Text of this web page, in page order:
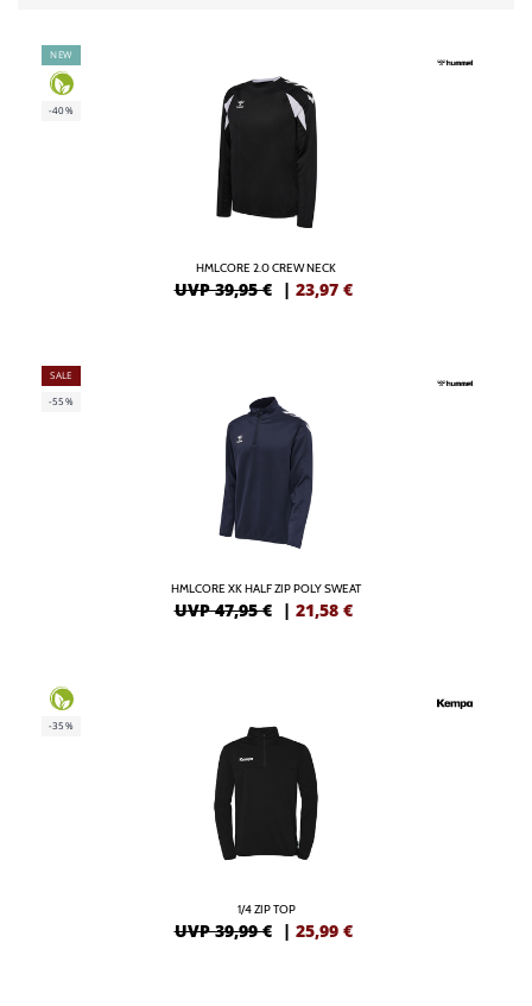
NEW
-40%
HMLCORE 2.0 CREW NECK
UVP 39,95 € | 23,97 €
SALE
-55%
HMLCORE XK HALF ZIP POLY SWEAT
UVP 47,95 € | 21,58 €
-35%
1/4 ZIP TOP
UVP 39,99 € | 25,99 €